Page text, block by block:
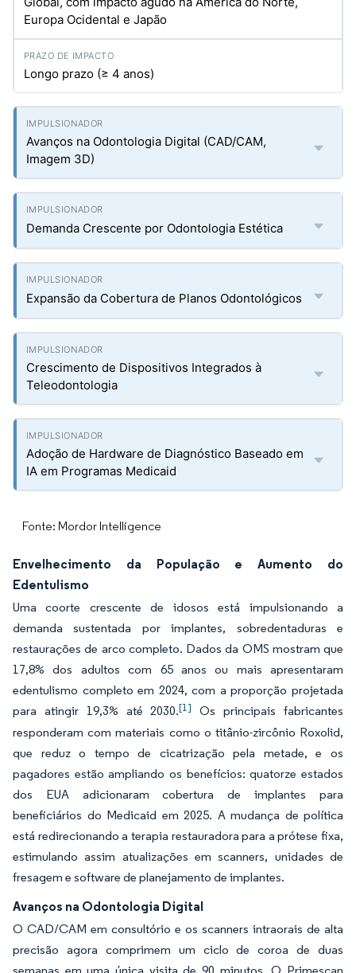
Europa Ocidental e Japão
Longo prazo (≥ 4 anos)
Avanços na Odontologia Digital (CAD/CAM,
Imagem 3D)
Demanda Crescente por Odontologia Estética
Expansão da Cobertura de Planos Odontológicos
Crescimento de Dispositivos Integrados à
Teleodontologia
Adoção de Hardware de Diagnóstico Baseado em
IA em Programas Medicaid
Fonte: Mordor Intelligence
Envelhecimento da População e Aumento do
Edentulismo
Uma coorte crescente de idosos está impulsionando a
demanda sustentada por implantes, sobredentaduras e
restaurações de arco completo. Dados da OMS mostram que
17,8% dos adultos com 65 anos ou mais apresentaram
edentulismo completo em 2024, com a proporção projetada
para atingir 19,3% até 2030.[1]
Os principais fabricantes
responderam com materiais como o titânio-zircônio Roxolid,
que reduz o tempo de cicatrização pela metade, e os
pagadores estão ampliando os benefícios: quatorze estados
dos EUA adicionaram cobertura de implantes para
beneficiários do Medicaid em 2025. A mudança de política
está redirecionando a terapia restauradora para a prótese fixa,
estimulando assim atualizações em scanners, unidades de
fresagem e software de planejamento de implantes.
Avanços na Odontologia Digital
O CAD/CAM em consultório e os scanners intraorais de alta
precisão agora comprimem um ciclo de coroa de duas